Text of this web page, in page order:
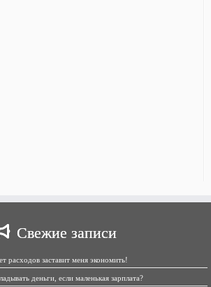
Свежие записи
расходов заставит меня экономить!
деньги, если маленькая зарплата?